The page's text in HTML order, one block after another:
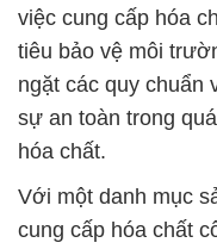
việc cung cấp hóa
tiêu bảo vệ môi
ngặt các quy chuẩn
sự an toàn trong
hóa chất.
Với một danh mục
cung cấp hóa chất